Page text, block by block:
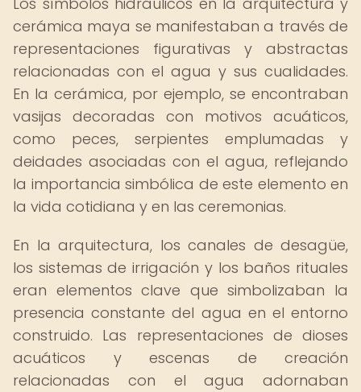
cerámica maya se manifestaban a través de
representaciones figurativas y abstractas
relacionadas con el agua y sus cualidades.
En la cerámica, por ejemplo, se encontraban
vasijas decoradas con motivos acuáticos,
como peces, serpientes emplumadas y
deidades asociadas con el agua, reflejando
la importancia simbólica de este elemento en
la vida cotidiana y en las ceremonias.
En la arquitectura, los canales de desagüe,
los sistemas de irrigación y los baños rituales
eran elementos clave que simbolizaban la
presencia constante del agua en el entorno
construido. Las representaciones de dioses
acuáticos y escenas de creación
relacionadas con el agua adornaban